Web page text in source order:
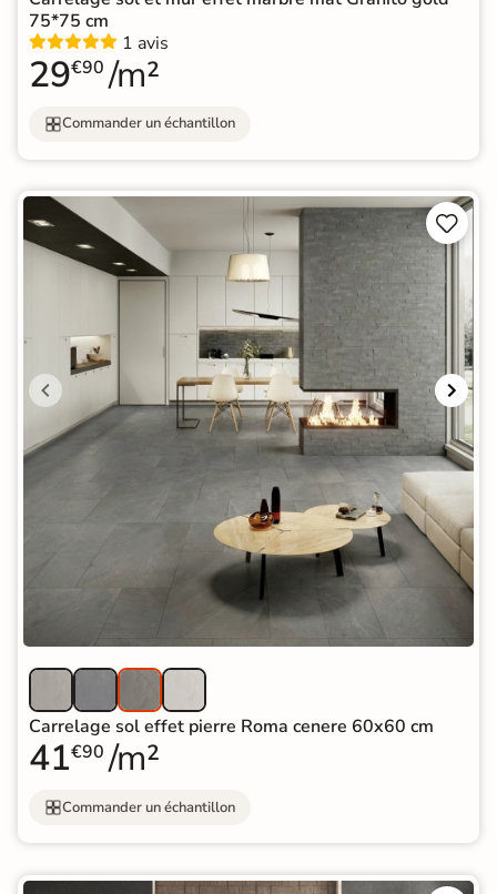
75*75 cm
1 avis
29€90 /m²
Commander un échantillon


Carrelage sol effet pierre Roma cenere 60x60 cm
41€90 /m²
Commander un échantillon